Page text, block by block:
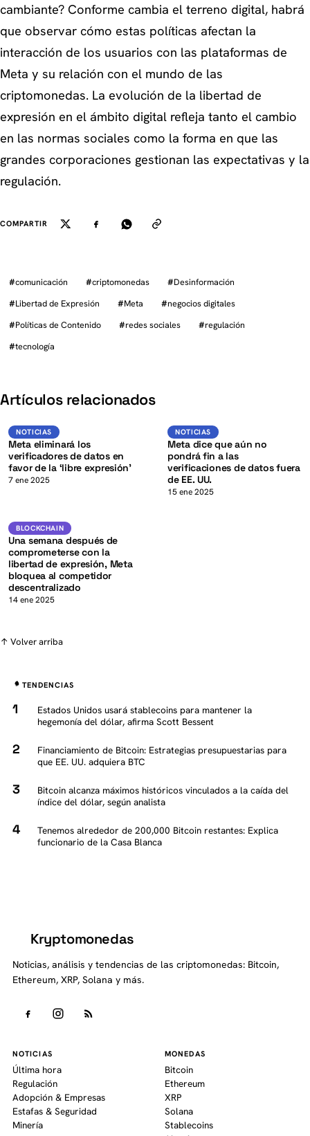
cambiante? Conforme cambia el terreno digital, habrá
que observar cómo estas políticas afectan la
interacción de los usuarios con las plataformas de
Meta y su relación con el mundo de las
criptomonedas. La evolución de la libertad de
expresión en el ámbito digital refleja tanto el cambio
en las normas sociales como la forma en que las
grandes corporaciones gestionan las expectativas y la
regulación.
COMPARTIR
#comunicación #criptomonedas #Desinformación
#Libertad de Expresión #Meta #negocios digitales
#Políticas de Contenido #redes sociales #regulación
#tecnología
Artículos relacionados
Noticias K
NOTICIAS
Meta eliminará los
verificadores de datos en
favor de la ‘libre expresión’
7 ene 2025
Noticias
NOTICIAS
Meta dice que aún no
pondrá fin a las
verificaciones de datos fuera
de EE. UU.
15 ene 2025
Blockchain K
BLOCKCHAIN
Una semana después de
comprometerse con la
libertad de expresión, Meta
bloquea al competidor
descentralizado
14 ene 2025
↑ Volver arriba
TENDENCIAS
Estados Unidos usará stablecoins para mantener la
hegemonía del dólar, afirma Scott Bessent
Financiamiento de Bitcoin: Estrategias presupuestarias para
que EE. UU. adquiera BTC
Bitcoin alcanza máximos históricos vinculados a la caída del
índice del dólar, según analista
Tenemos alrededor de 200,000 Bitcoin restantes: Explica
funcionario de la Casa Blanca
Kryptomonedas
Noticias, análisis y tendencias de las criptomonedas: Bitcoin,
Ethereum, XRP, Solana y más.
NOTICIAS
Última hora
Regulación
Adopción & Empresas
Estafas & Seguridad
Minería
MONEDAS
Bitcoin
Ethereum
XRP
Solana
Stablecoins